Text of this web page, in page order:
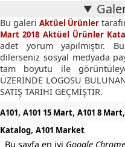
Bu galeriAktüel Ürünler
Mart 2018 Aktüel Ürünler
adet yorum yapılmıştır.
dilerseniz sosyal medyada
tam boyutu ile
ÜZERİNDE LOGOSU
SATIŞ TARİHİ GEÇMİŞTİR.
A101, A101 15 Mart, A101 8 Mart,
Katalog, A101 Market
Bu sayfa en iyi Google Chrome